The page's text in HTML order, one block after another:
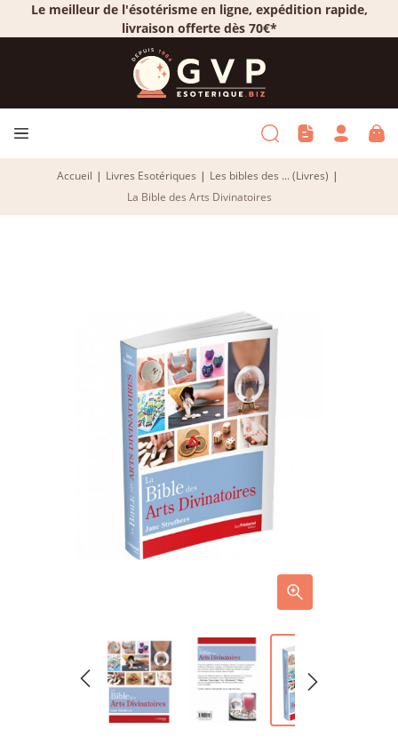
Le meilleur de l'ésotérisme en ligne, expédition rapide,
livraison offerte dès 70€*
Accueil | Livres Esotériques | Les bibles des ... (Livres) |
La Bible des Arts Divinatoires